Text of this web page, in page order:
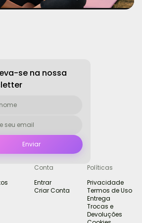
se na nossa
Conta
Entrar
Criar Conta
Políticas
Privacidade
Termos de Uso
Entrega
Trocas e
Devoluções